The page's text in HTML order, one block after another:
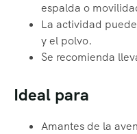
espalda o
La actividad
y el polvo.
Se recomienda
Ideal para
Amantes de la